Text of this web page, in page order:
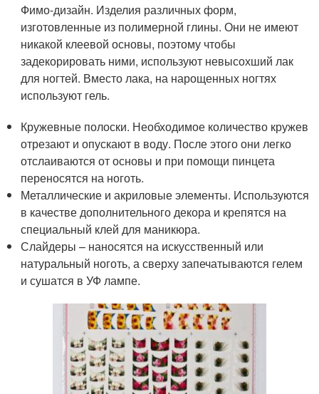
Фимо-дизайн. Изделия различных форм,
изготовленные из полимерной глины. Они не имеют
никакой клеевой основы, поэтому чтобы
задекорировать ними, используют невысохший лак
для ногтей. Вместо лака, на нарощенных ногтях
используют гель.
Кружевные полоски. Необходимое количество кружев
отрезают и опускают в воду. После этого они легко
отслаиваются от основы и при помощи пинцета
переносятся на ноготь.
Металлические и акриловые элементы. Используются
в качестве дополнительного декора и крепятся на
специальный клей для маникюра.
Слайдеры – наносятся на искусственный или
натуральный ноготь, а сверху запечатываются гелем
и сушатся в УФ лампе.